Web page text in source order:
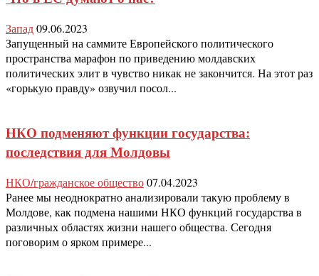
Запад09.06.2023
Запущенный на саммите Европейского политического
пространства марафон по приведению молдавских
политических элит в чувство никак не закончится. На этот раз
«горькую правду» озвучил посол...
НКО подменяют функции государства:
последствия для Молдовы
НКО/гражданское общество07.04.2023
Ранее мы неоднократно анализировали такую проблему в
Молдове, как подмена нашими НКО функций государства в
различных областях жизни нашего общества. Сегодня
поговорим о ярком примере...